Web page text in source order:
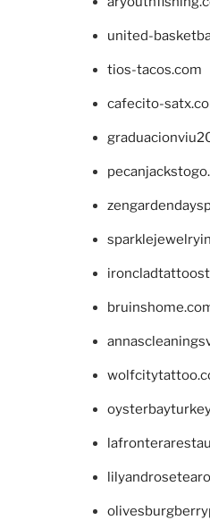
united-
tios-tacos.com
cafecito-